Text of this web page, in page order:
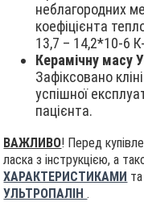
неблагородних
коефіцієнта
13,7 – 14,2*10-6
Керамічну масу
Зафіксовано
успішної
пацієнта.
ВАЖЛИВО! Перед
ласка з інструкцією, а
ХАРАКТЕРИСТИКАМИ та
УЛЬТРОПАЛІН .